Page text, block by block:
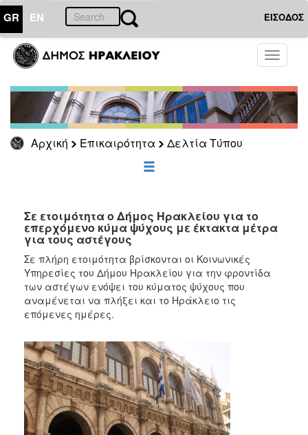
GR EN ΕΙΣΟΔΟΣ
Toggle
Αρχική Επικαιρότητα Δελτία Τύπου
ΕΠΙΚΑΙΡΟΤΗΤΑ
Τύπου
Αρχείο
ΕΠΙΣΚΕΠΤΗΣ
ΗΡΑΚΛΕΙΟ
Σε ετοιμότητα ο Δήμος Ηρακλείου για το
επερχόμενο κύμα ψύχους με έκτακτα μέτρα
για τους αστέγους
Σε πλήρη ετοιμότητα βρίσκονται οι Κοινωνικές
Υπηρεσίες του Δήμου Ηρακλείου για την φροντίδα
των αστέγων ενόψει του κύματος ψύχους που
αναμένεται να πλήξει και το Ηράκλειο τις
επόμενες ημέρες.